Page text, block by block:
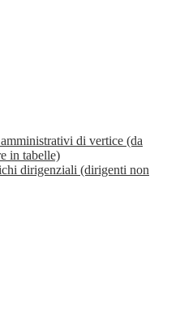
di vertice (da
in tabelle)
dirigenziali (dirigenti non